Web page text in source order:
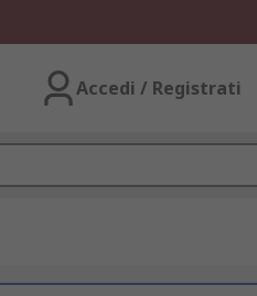
Accedi / Registrati